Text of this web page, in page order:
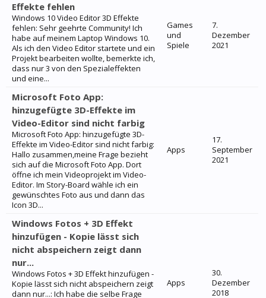
Effekte fehlen
Windows 10 Video Editor 3D Effekte
fehlen: Sehr geehrte Community! Ich
habe auf meinem Laptop Windows 10.
Als ich den Video Editor startete und ein
Projekt bearbeiten wollte, bemerkte ich,
dass nur 3 von den Spezialeffekten
und eine...
Games
und
Spiele
7.
Dezember
2021
Microsoft Foto App:
hinzugefügte 3D-Effekte im
Video-Editor sind nicht farbig
Microsoft Foto App: hinzugefügte 3D-
Effekte im Video-Editor sind nicht farbig:
Hallo zusammen,meine Frage bezieht
sich auf die Microsoft Foto App. Dort
öffne ich mein Videoprojekt im Video-
Editor. Im Story-Board wähle ich ein
gewünschtes Foto aus und dann das
Icon 3D...
Apps
17.
September
2021
Windows Fotos + 3D Effekt
hinzufügen - Kopie lässt sich
nicht abspeichern zeigt dann
nur...
Windows Fotos + 3D Effekt hinzufügen -
Kopie lässt sich nicht abspeichern zeigt
dann nur...: Ich habe die selbe Frage
Apps
30.
Dezember
2018